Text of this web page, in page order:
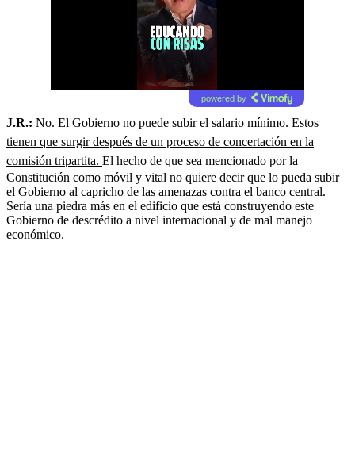
powered by
J.R.: No. El Gobierno no puede subir el salario mínimo. Estos
tienen que surgir después de un proceso de concertación en la
comisión tripartita. El hecho de que sea mencionado por la
Constitución como móvil y vital no quiere decir que lo pueda subir
el Gobierno al capricho de las amenazas contra el banco central.
Sería una piedra más en el edificio que está construyendo este
Gobierno de descrédito a nivel internacional y de mal manejo
económico.